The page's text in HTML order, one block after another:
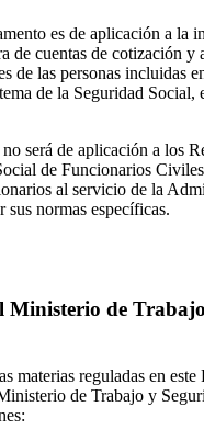
es de aplicación a la
de cuentas de cotización y
de las personas incluidas
de la Seguridad Social,
será de aplicación a los
de Funcionarios
al servicio de la
sus normas específicas.
Ministerio de
materias reguladas en este
de Trabajo y